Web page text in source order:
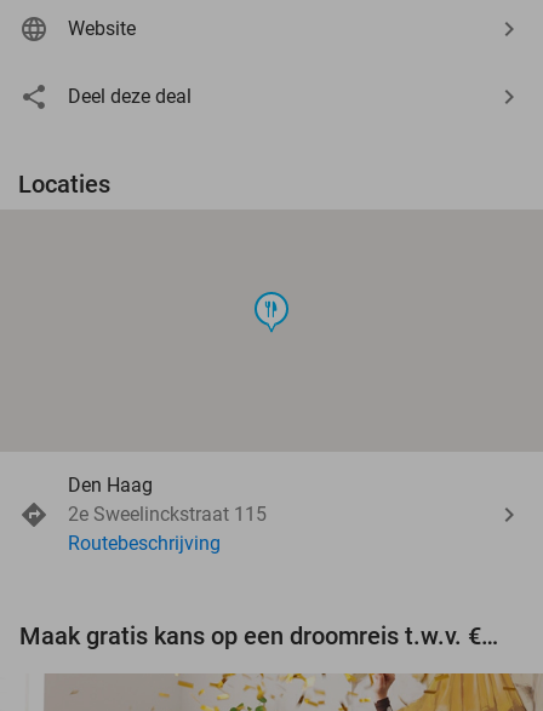
Website
Deel deze deal
Locaties
food
Den Haag
2e Sweelinckstraat 115
Routebeschrijving
Maak gratis kans op een droomreis t.w.v. €3.000!